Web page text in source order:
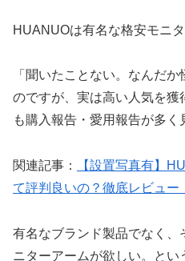
HUANUOは有名な格安モニ
「聞いたことない。なんだ
のですが、実は高い人気を
も購入報告・愛用報告が多く
関連記事：
【設置写真有】
て評判良いの？徹底レビュー
有名なブランド製品でなく
ニターアームが欲しい。とい